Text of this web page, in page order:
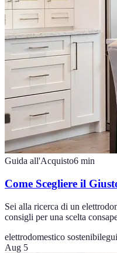
Guida all'Acquisto6 min
Come Scegliere il
Sei alla ricerca di un
consigli per una scelta
elettrodomestico sostenibile
Aug 5